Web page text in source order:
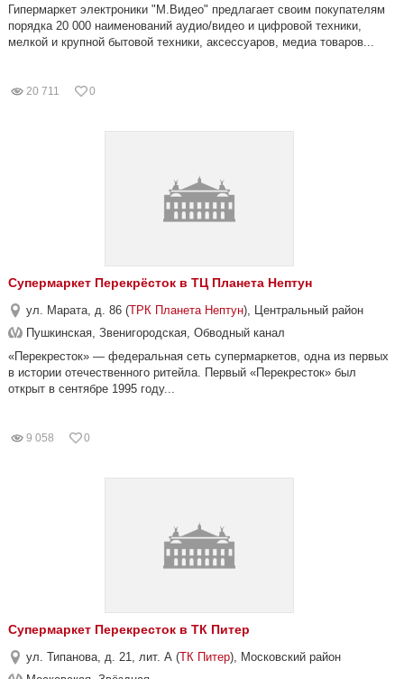
Гипермаркет электроники "М.Видео" предлагает своим покупателям
порядка 20 000 наименований аудио/видео и цифровой техники,
мелкой и крупной бытовой техники, аксессуаров, медиа товаров...
20 711 0
Супермаркет Перекрёсток в ТЦ Планета Нептун
ул. Марата, д. 86 (ТРК Планета Нептун), Центральный район
Пушкинская, Звенигородская, Обводный канал
«Перекресток» — федеральная сеть супермаркетов, одна из первых
в истории отечественного ритейла. Первый «Перекресток» был
открыт в сентябре 1995 году...
9 058 0
Супермаркет Перекресток в ТК Питер
ул. Типанова, д. 21, лит. А (ТК Питер), Московский район